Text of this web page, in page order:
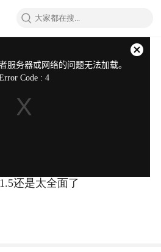
服务器或网络的问题无法加载。
Code : 4
关
还是太全面了